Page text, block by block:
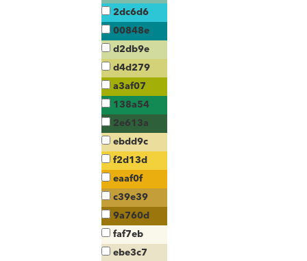
2dc6d6
00848e
d2db9e
d4d279
a3af07
138a54
2e613a
ebdd9c
f2d13d
eaaf0f
c39e39
9a760d
faf7eb
ebe3c7